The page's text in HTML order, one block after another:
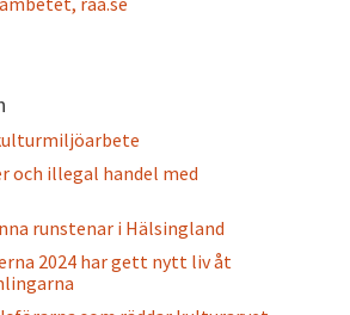
och illegal handel med
runstenar i Hälsingland
2024 har gett nytt liv åt